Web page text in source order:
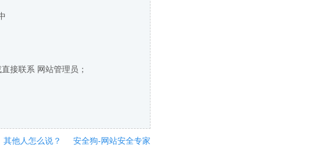
接联系 网站管理员；
其他人怎么说？ 安全狗-网站安全专家